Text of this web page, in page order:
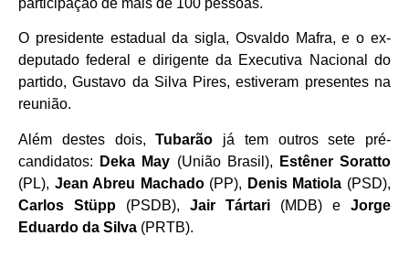
participação de mais de 100 pessoas.
O presidente estadual da sigla, Osvaldo Mafra, e o ex-
deputado federal e dirigente da Executiva Nacional do
partido, Gustavo da Silva Pires, estiveram presentes na
reunião.
Além destes dois,Tubarão já tem outros sete pré-
candidatos:
Deka May (União Brasil), Estêner Soratto
(PL), Jean Abreu Machado(PP), Denis Matiola (PSD),
Carlos Stüpp (PSDB), Jair Tártari (MDB) e Jorge
Eduardo da Silva (PRTB).